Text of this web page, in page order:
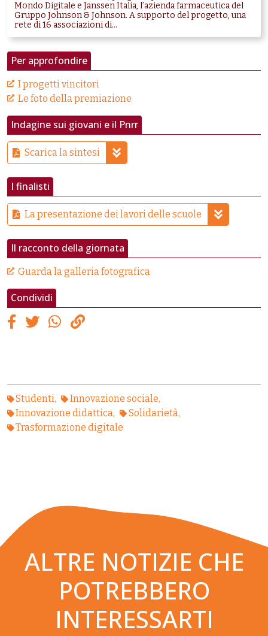
Mondo Digitale e Janssen Italia, l’azienda farmaceutica del
Gruppo Johnson & Johnson. A supporto del progetto, una
rete di 16 associazioni di...
Per approfondire
I progetti vincitori
Le foto della premiazione
Indagine sui giovani e il Pnrr
Scarica la sintesi
I finalisti
La presentazione dei lavori delle scuole
Il racconto della giornata
Guarda la galleria fotografica
Condividi
Studenti
Innovazione sociale
Innovazione didattica
Solidarietà
Trasformazione digitale
ALTRE NOTIZIE CHE
POTREBBERO
INTERESSARTI